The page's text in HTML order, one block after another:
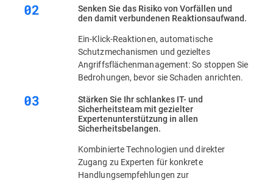
Senken Sie das Risiko von Vorfällen und
den damit verbundenen Reaktionsaufwand.
Ein-Klick-Reaktionen, automatische
Schutzmechanismen und gezieltes
Angriffsflächenmanagement: So stoppen Sie
Bedrohungen, bevor sie Schaden anrichten.
Stärken Sie Ihr schlankes IT- und
Sicherheitsteam mit gezielter
Expertenunterstützung in allen
Sicherheitsbelangen.
Kombinierte Technologien und direkter
Zugang zu Experten für konkrete
Handlungsempfehlungen zur